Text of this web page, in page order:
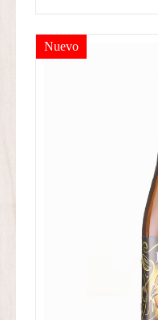
Nuevo